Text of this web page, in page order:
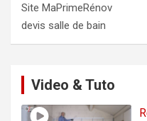
Site MaPrimeRénov
devis salle de bain
Video & Tuto